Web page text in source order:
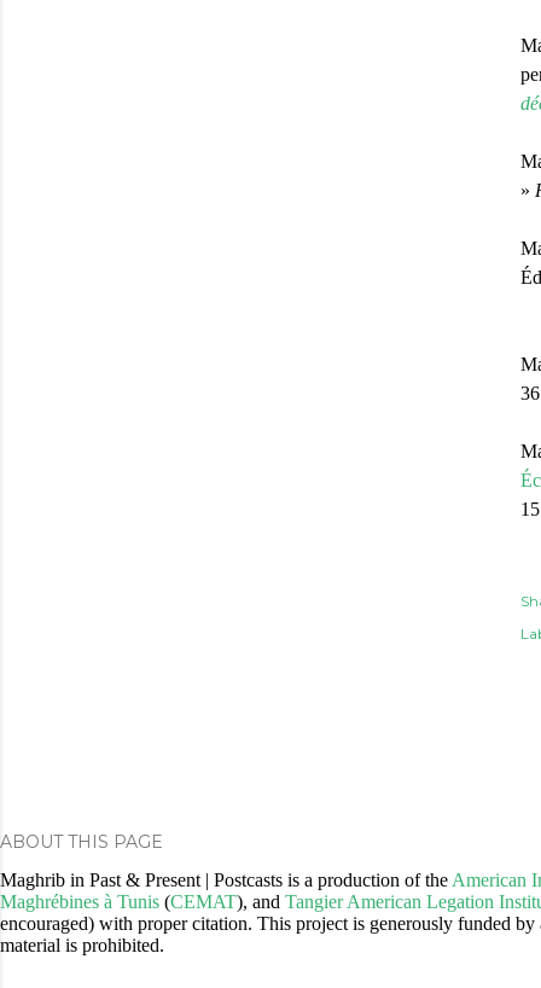
»
ABOUT THIS PAGE
Maghrib in Past & Present | Postcasts is a production of the American
Maghrébines à Tunis (CEMAT), and Tangier American Legation
encouraged) with proper citation. This project is generously funded
material is prohibited.